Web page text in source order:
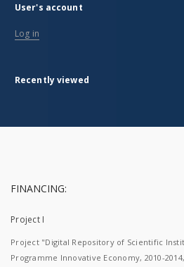
User's account
Log in
Recently viewed
FINANCING:
Project I
Project "Digital Repository of Scientific
Programme Innovative Economy, 2010-